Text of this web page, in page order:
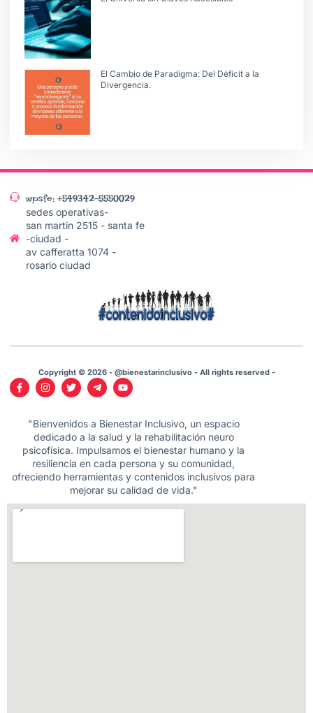
El Cambio de Paradigma: Del Déficit a la
Divergencia.
wpsfe: +549342-5550029
sedes operativas-
san martin 2515 - santa fe
-ciudad -
av cafferatta 1074 -
rosario ciudad
Copyright © 2026 - @bienestarinclusivo - All rights reserved -
"Bienvenidos a Bienestar Inclusivo, un espacio
dedicado a la salud y la rehabilitación neuro
psicofísica. Impulsamos el bienestar humano y la
resiliencia en cada persona y su comunidad,
ofreciendo herramientas y contenidos inclusivos para
mejorar su calidad de vida."